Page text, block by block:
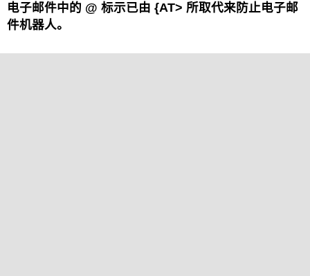
电子邮件中的 @ 标示已由 {AT> 所取代来防止电子邮
件机器人。